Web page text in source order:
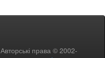
Авторські права © 2002-